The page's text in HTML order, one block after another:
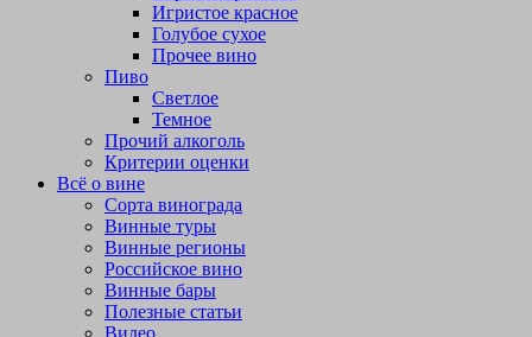
Игристое красное
Голубое сухое
Прочее вино
Пиво
Светлое
Темное
Прочий алкоголь
Критерии оценки
Всё о вине
Сорта винограда
Винные туры
Винные регионы
Российское вино
Винные бары
Полезные статьи
Видео